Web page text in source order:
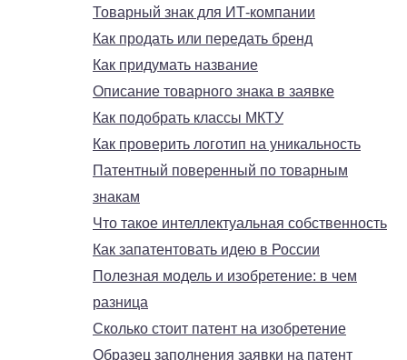
Товарный знак для ИТ-компании
Как продать или передать бренд
Как придумать название
Описание товарного знака в заявке
Как подобрать классы МКТУ
Как проверить логотип на уникальность
Патентный поверенный по товарным
знакам
Что такое интеллектуальная собственность
Как запатентовать идею в России
Полезная модель и изобретение: в чем
разница
Сколько стоит патент на изобретение
Образец заполнения заявки на патент